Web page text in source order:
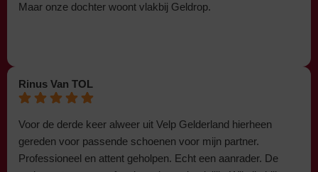
Maar onze dochter woont vlakbij Geldrop.
Rinus Van TOL
Voor de derde keer alweer uit Velp Gelderland hierheen
gereden voor passende schoenen voor mijn partner.
Professioneel en attent geholpen. Echt een aanrader. De